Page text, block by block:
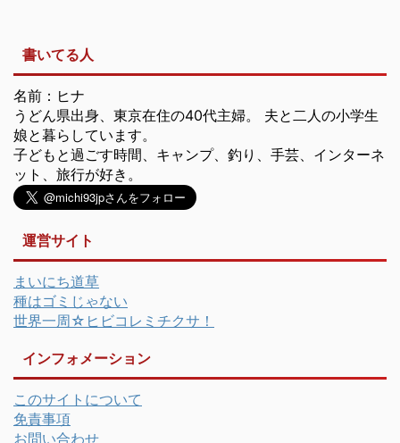
書いてる人
名前：ヒナ
うどん県出身、東京在住の40代主婦。 夫と二人の小学生
娘と暮らしています。
子どもと過ごす時間、キャンプ、釣り、手芸、インターネ
ット、旅行が好き。
運営サイト
まいにち道草
種はゴミじゃない
世界一周☆ヒビコレミチクサ！
インフォメーション
このサイトについて
免責事項
お問い合わせ